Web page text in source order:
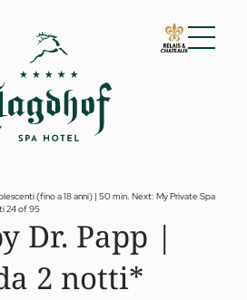
by Dr. A. Papp
(fino a 18 anni) | 50 min. Next: My Private Spa
24 of 95
Dr. Papp |
2 notti*